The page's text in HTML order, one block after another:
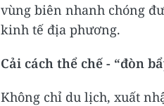
vùng biên nhanh chóng
kinh tế địa phương.
Cải cách thể chế - “đòn
Không chỉ du lịch, xuất